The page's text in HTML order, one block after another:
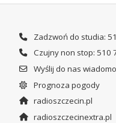
Zadzwoń do studia:
Czujny non stop: 510
Wyślij do nas
Prognoza pogody
radioszczecin.pl
radioszczecinextra.pl